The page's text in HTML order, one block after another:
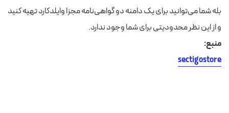
بله شما می‌توانید برای یک دامنه دو گواهی‌نامه مجزا وایلدکارد تهیه کنید
و از این نظر محدودیتی برای شما وجود ندارد.
منبع:
sectigostore